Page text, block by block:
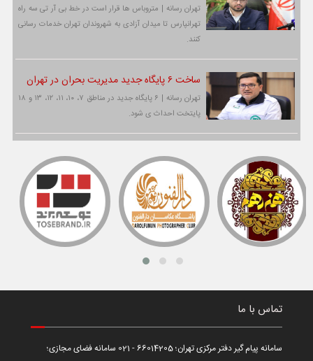
تهران رسانه | متروباس ها قرار است در خط بی آر تی سه راه
تهرانپارس تا میدان آزادی به شهروندان تهران خدمات رسانی
کنند.
ساخت ۶ پایگاه جدید مدیریت بحران در تهران
تهران رسانه | ۶ پایگاه جدید در مناطق ۷، ۱۰، ۱۱، ۱۲، ۱۳ و ۱۸
پایتخت احداث ی شود.
تماس با ما
سامانه پیام گیر دفتر مرکزی تهران؛ 66014205 - 021 سامانه فضای مجازی؛